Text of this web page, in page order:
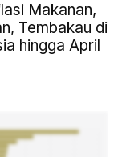
Makanan,
Tembakau di
hingga April